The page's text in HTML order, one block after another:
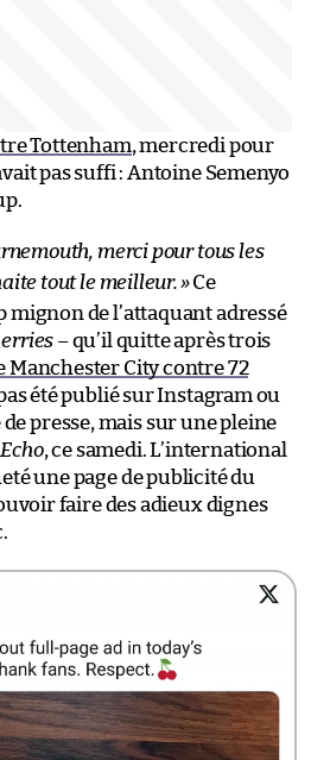
Tottenham, mercredi pour
pas suffi : Antoine Semenyo
merci pour tous les
tout le meilleur.»Ce
de l’attaquant adressé
– qu’il quitte après trois
City contre 72
pas été publié sur Instagram ou
presse, mais sur une pleine
, ce samedi. L’international
une page de publicité du
faire des adieux dignes